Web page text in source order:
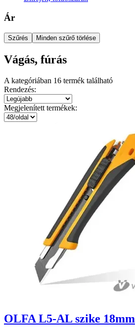
Ár
Szűrés Minden szűrő törlése
Vágás, fúrás
A kategóriában 16 termék található
Rendezés:
Megjelenített termékek:
OLFA L5-AL szike 18mm